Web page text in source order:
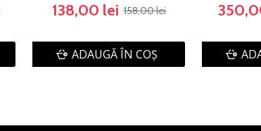
138,00 lei 158,00 lei
ADAUGĂ ÎN COŞ